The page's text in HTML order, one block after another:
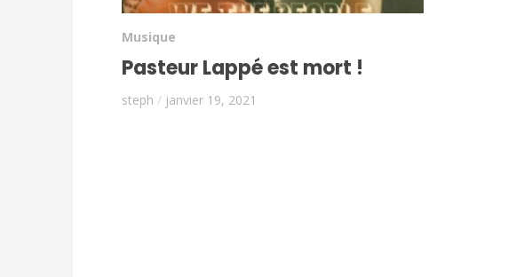
Musique
Pasteur Lappé est mort !
steph / janvier 19, 2021